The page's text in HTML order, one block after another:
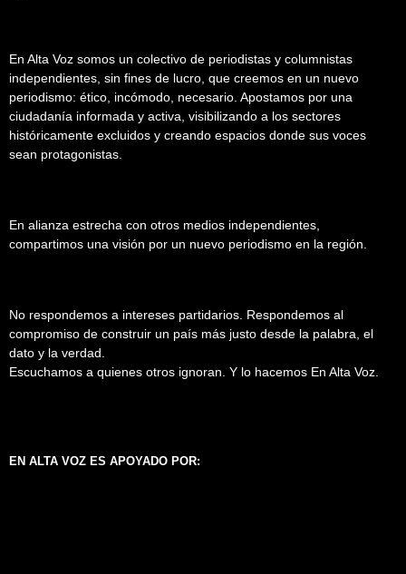
En Alta Voz somos un colectivo de periodistas y columnistas
independientes, sin fines de lucro, que creemos en un nuevo
periodismo: ético, incómodo, necesario. Apostamos por una
ciudadanía informada y activa, visibilizando a los sectores
históricamente excluidos y creando espacios donde sus voces
sean protagonistas.
En alianza estrecha con otros medios independientes,
compartimos una visión por un nuevo periodismo en la región.
No respondemos a intereses partidarios. Respondemos al
compromiso de construir un país más justo desde la palabra, el
dato y la verdad.
Escuchamos a quienes otros ignoran. Y lo hacemos En Alta Voz.
EN ALTA VOZ ES APOYADO POR: